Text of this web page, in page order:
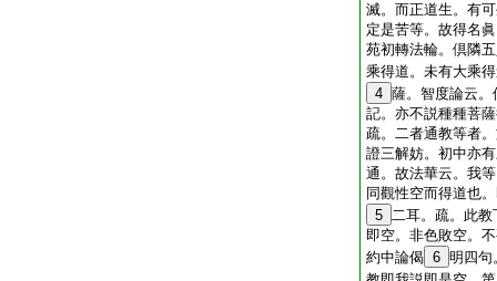
滅。而正道生。有
定是苦等。故得名
苑初轉法輪。倶隣
乘得道。未有大乘
4 薩。智度論云
記。亦不説種種菩
疏。二者通教等者
證三解妨。初中亦
通。故法華云。我
同觀性空而得道也
5 二耳。疏。此
即空。非色敗空。
約中論偈 6 明四句